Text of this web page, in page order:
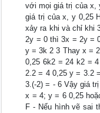
với mọi giá trị của x,
giá trị của x, y 0,25
xảy ra khi và chỉ khi
2y = 0 thì 3x = 2y =
y = 3k 2 3 Thay x =
0,25 6k2 = 24 k2 =
2.2 = 4 0,25 y = 3.2
3.(-2) = - 6 Vậy giá
x = 4; y = 6 0,25
F - Nếu hình vẽ sai